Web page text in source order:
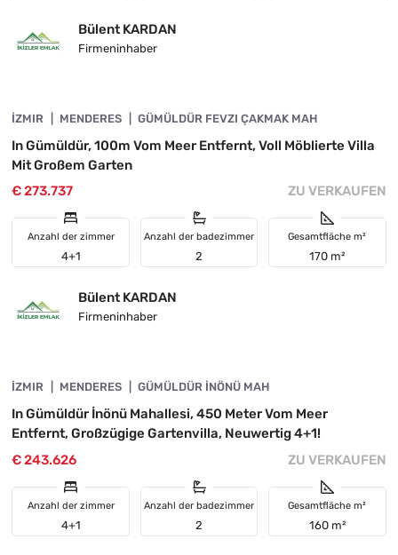
Bülent KARDAN
Firmeninhaber
VORGESTELLT
İZMIR MENDERES GÜMÜLDÜR FEVZI ÇAKMAK MAH
In Gümüldür, 100m Vom Meer Entfernt, Voll Möblierte Villa
Mit Großem Garten
€ 273.737
ZU VERKAUFEN
Anzahl der zimmer
4+1
Anzahl der badezimmer
2
Gesamtfläche m²
170 m²
Bülent KARDAN
Firmeninhaber
VORGESTELLT
İZMIR MENDERES GÜMÜLDÜR İNÖNÜ MAH
In Gümüldür İnönü Mahallesi, 450 Meter Vom Meer
Entfernt, Großzügige Gartenvilla, Neuwertig 4+1!
€ 243.626
ZU VERKAUFEN
Anzahl der zimmer
4+1
Anzahl der badezimmer
2
Gesamtfläche m²
160 m²